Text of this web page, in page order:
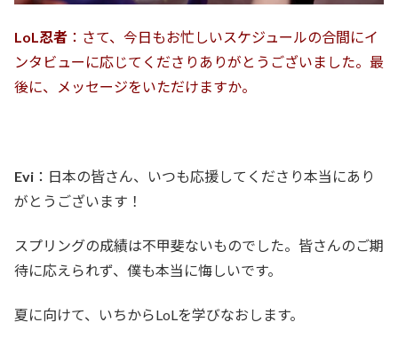
LoL忍者 ：さて、今日もお忙しいスケジュールの合間にイ
ンタビューに応じてくださりありがとうございました。最
後に、メッセージをいただけますか。
Evi ：日本の皆さん、いつも応援してくださり本当にあり
がとうございます！
スプリングの成績は不甲斐ないものでした。皆さんのご期
待に応えられず、僕も本当に悔しいです。
夏に向けて、いちからLoLを学びなおします。